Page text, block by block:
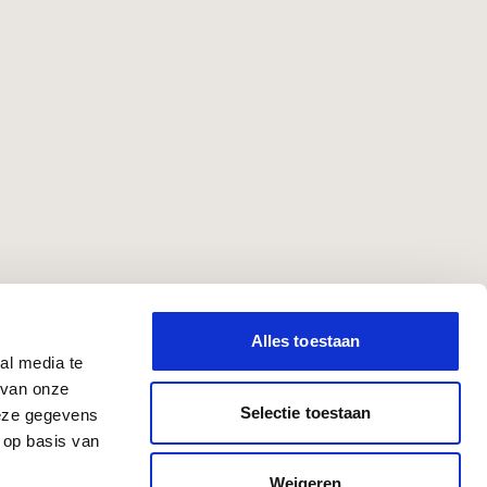
media te
onze
gegevens
basis van
Alles toestaan
Selectie toestaan
Weigeren